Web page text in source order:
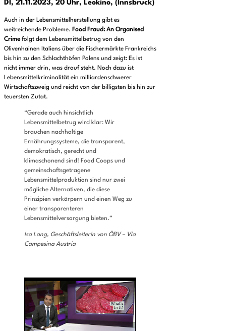
DI, 21.11.2023, 20 Uhr, Leokino, (Innsbruck)
Auch in der Lebensmittelherstellung gibt es
weitreichende Probleme. Food Fraud: An Organised
Crimefolgt dem Lebensmittelbetrug von den
Olivenhainen Italiens über die Fischermärkte Frankreichs
bis hin zu den Schlachthöfen Polens und zeigt: Es ist
nicht immer drin, was drauf steht. Noch dazu ist
Lebensmittelkriminalität ein milliardenschwerer
Wirtschaftszweig und reicht von der billigsten bis hin zur
teuersten Zutat.
“Gerade auch hinsichtlich
Lebensmittelbetrug wird klar: Wir
brauchen nachhaltige
Ernährungssysteme, die transparent,
demokratisch, gerecht und
klimaschonend sind! Food Coops und
gemeinschaftsgetragene
Lebensmittelproduktion sind nur zwei
mögliche Alternativen, die diese
Prinzipien verkörpern und einen Weg zu
einer transparenteren
Lebensmittelversorgung bieten.”
Isa Lang, Geschäftsleiterin von ÖBV – Via
Campesina Austria